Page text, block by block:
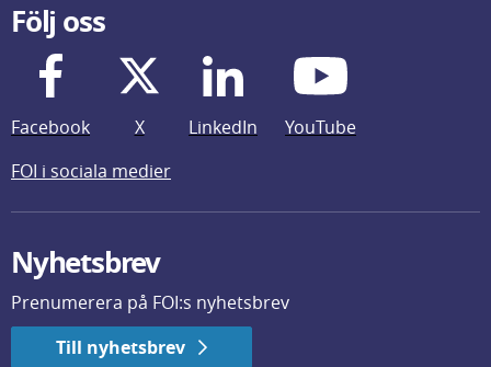
Följ oss
Facebook X LinkedIn
YouTube
FOI i sociala medier
Nyhetsbrev
Prenumerera på FOI:s nyhetsbrev
Till nyhetsbrev